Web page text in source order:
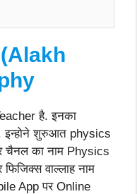
है. इनका
इन्होने शुरुआत physics
चैनल का नाम Physics
वाल्लाह नाम
App पर Online